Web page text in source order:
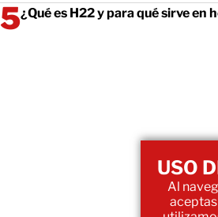
¿Qué es H22 y para qué sirve en
USO
Al